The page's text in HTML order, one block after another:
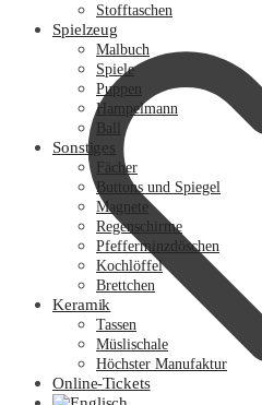
Stofftaschen
Spielzeug
Malbuch
Spiele
Puppen
Hampelmann
Ball
Sonstiges
Fächer
Buttons und Spiegel
Magnete
Regenschirme
Pfefferminzdöschen
Kochlöffel
Brettchen
Keramik
Tassen
Müslischale
Höchster Manufaktur
Online-Tickets